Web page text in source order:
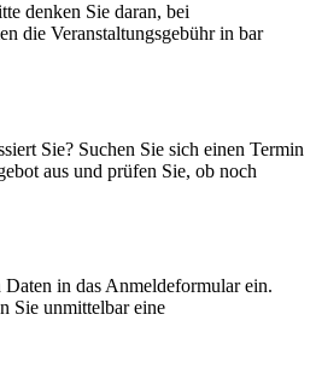
denken Sie daran, bei
die Veranstaltungsgebühr in bar
Sie? Suchen Sie sich einen Termin
aus und prüfen Sie, ob noch
in das Anmeldeformular ein.
Sie unmittelbar eine